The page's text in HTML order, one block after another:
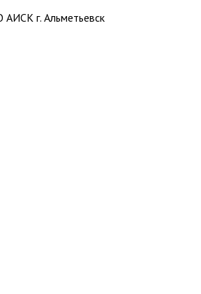
г. Альметьевск